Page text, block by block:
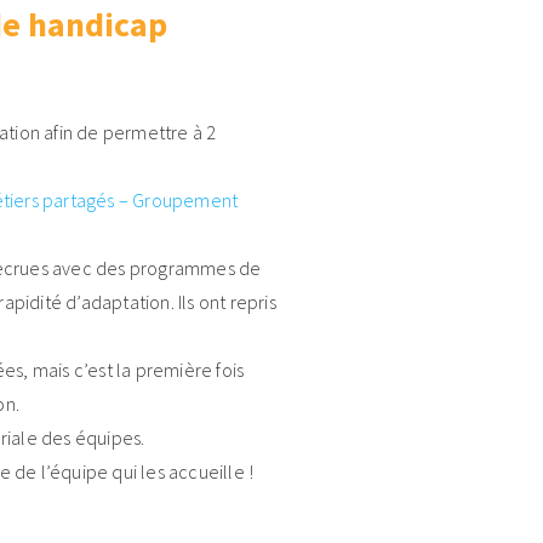
handicap
afin de permettre à 2
partagés – Groupement
avec des programmes de
d’adaptation. Ils ont repris
mais c’est la première fois
des équipes.
de l’équipe qui les accueille !